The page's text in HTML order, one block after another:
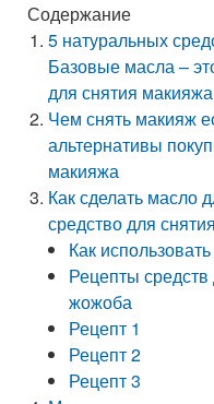
Содержание
5 натуральных
Базовые масла –
для снятия макияжа
Чем снять макияж
альтернативы
макияжа
Как сделать масло
средство для
Как
Рецепты
жожоба
Рецепт 1
Рецепт 2
Рецепт 3